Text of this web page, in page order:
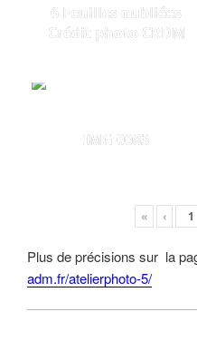
6 Feuilles oubliées
Crédit photo CRDM
IMG 0083
« ‹
Plus de précisions sur la
adm.fr/atelierphoto-5/